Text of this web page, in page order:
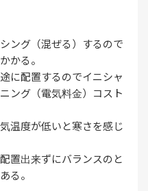
ング（混ぜる）するので
かる。
に配置するのでイニシャ
ング（電気料金）コスト
温度が低いと寒さを感じ
置出来ずにバランスのと
る。